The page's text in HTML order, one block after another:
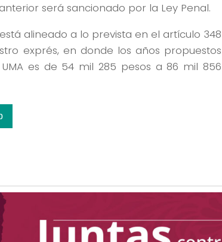
será sancionado por la Ley Penal.
alineado a lo prevista en el artículo 348
exprés, en donde los años propuestos
es de 54 mil 285 pesos a 86 mil 856